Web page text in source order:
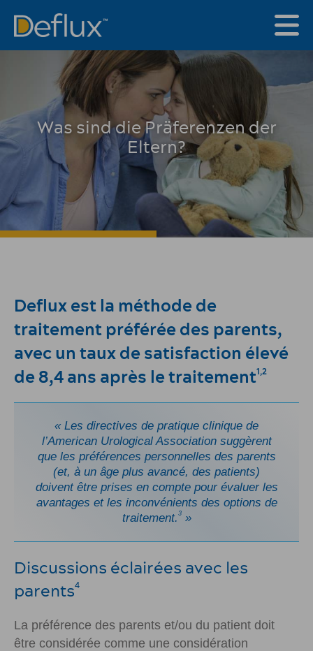
Was sind die Präferenzen der
Eltern?
Deflux est la méthode de
traitement préférée des parents,
avec un taux de satisfaction élevé
de 8,4 ans après le traitement1,2
« Les directives de pratique clinique de
l’American Urological Association suggèrent
que les préférences personnelles des parents
(et, à un âge plus avancé, des patients)
doivent être prises en compte pour évaluer les
avantages et les inconvénients des options de
traitement. 3»
Discussions éclairées avec les
parents4
La préférence des parents et/ou du patient doit
être considérée comme une considération